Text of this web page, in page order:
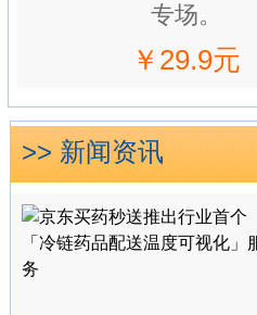
专场。
￥29.9元
>> 新闻资讯